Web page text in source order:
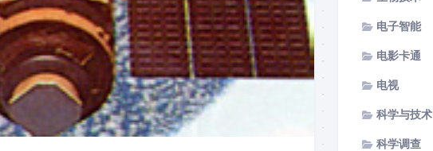
电子智能
电影卡通
电视
科学与技术
科学调查